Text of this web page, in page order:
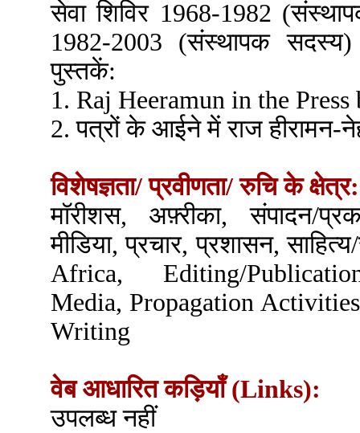
सेवा शिविर 1968-1982
1982-2003 (संस्थापक
पुस्तकें:
1. Raj Heeramun in the
2. पत्रों के आईने में राज हीरामन-
विशेषज्ञता/ प्रवीणता/ रुचि के क्षेत्र:
मॉरीशस, अफ़्रीका, संपादन/
मीडिया, प्रचार, प्रशासन,
Africa, Editing/
Media, Propagation
Writing
वेब आधारित कड़ियाँ (Links):
उपलब्ध नहीं